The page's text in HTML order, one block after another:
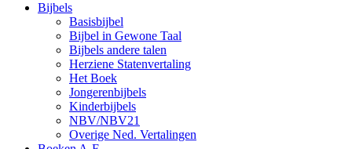
Bijbels
Basisbijbel
Bijbel in Gewone Taal
Bijbels andere talen
Herziene Statenvertaling
Het Boek
Jongerenbijbels
Kinderbijbels
NBV/NBV21
Overige Ned. Vertalingen